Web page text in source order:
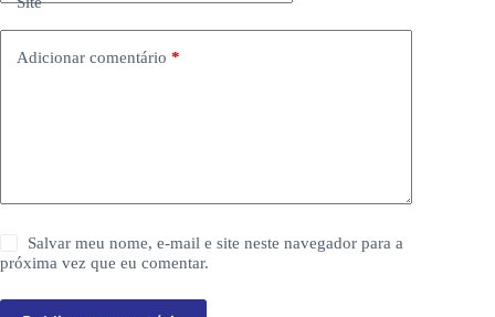
Adicionar comentário *
Salvar meu nome, e-mail e site neste navegador para a
próxima vez que eu comentar.